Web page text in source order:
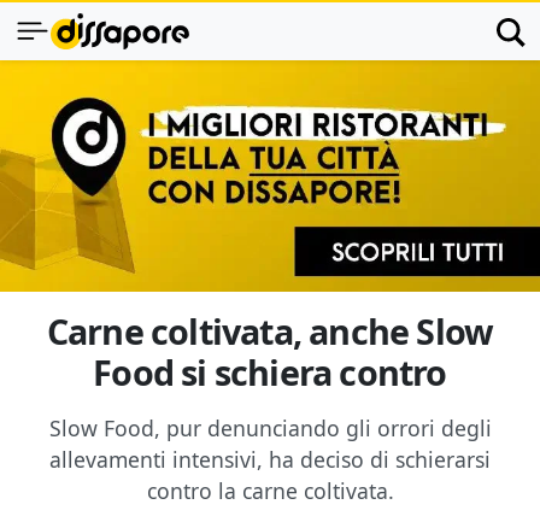
Carne coltivata, anche Slow
Food si schiera contro
Slow Food, pur denunciando gli orrori degli
allevamenti intensivi, ha deciso di schierarsi
contro la carne coltivata.